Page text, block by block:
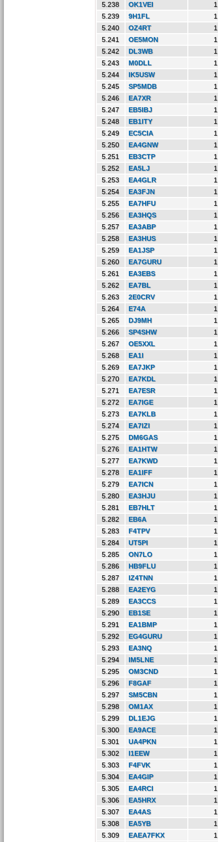
5.238
OK1VEI
1
5.239
9H1FL
1
5.240
OZ4RT
1
5.241
OE5MON
1
5.242
DL3WB
1
5.243
M0DLL
1
5.244
IK5USW
1
5.245
SP5MDB
1
5.246
EA7XR
1
5.247
EB5IBJ
1
5.248
EB1ITY
1
5.249
EC5CIA
1
5.250
EA4GNW
1
5.251
EB3CTP
1
5.252
EA5LJ
1
5.253
EA4GLR
1
5.254
EA3FJN
1
5.255
EA7HFU
1
5.256
EA3HQS
1
5.257
EA3ABP
1
5.258
EA3HUS
1
5.259
EA1JSP
1
5.260
EA7GURU
1
5.261
EA3EBS
1
5.262
EA7BL
1
5.263
2E0CRV
1
5.264
E74A
1
5.265
DJ9MH
1
5.266
SP4SHW
1
5.267
OE5XXL
1
5.268
EA1I
1
5.269
EA7JKP
1
5.270
EA7KDL
1
5.271
EA7ESR
1
5.272
EA7IGE
1
5.273
EA7KLB
1
5.274
EA7IZI
1
5.275
DM6GAS
1
5.276
EA1HTW
1
5.277
EA7KWD
1
5.278
EA1IFF
1
5.279
EA7ICN
1
5.280
EA3HJU
1
5.281
EB7HLT
1
5.282
EB6A
1
5.283
F4TPV
1
5.284
UT5PI
1
5.285
ON7LO
1
5.286
HB9FLU
1
5.287
IZ4TNN
1
5.288
EA2EYG
1
5.289
EA3CCS
1
5.290
EB1SE
1
5.291
EA1BMP
1
5.292
EG4GURU
1
5.293
EA3NQ
1
5.294
IM5LNE
1
5.295
OM3CND
1
5.296
F8GAF
1
5.297
SM5CBN
1
5.298
OM1AX
1
5.299
DL1EJG
1
5.300
EA9ACE
1
5.301
UA4PKN
1
5.302
I1EEW
1
5.303
F4FVK
1
5.304
EA4GIP
1
5.305
EA4RCI
1
5.306
EA5HRX
1
5.307
EA4AS
1
5.308
EA5YB
1
5.309
EAEA7FKX 1